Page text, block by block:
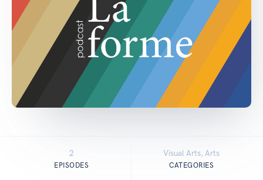
2
EPISODES
Visual Arts, Arts
CATEGORIES